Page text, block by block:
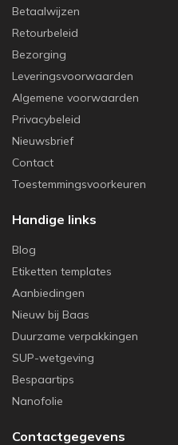
Betaalwijzen
Retourbeleid
Bezorging
Leveringsvoorwaarden
Algemene voorwaarden
Privacybeleid
Nieuwsbrief
Contact
Toestemmingsvoorkeuren
Handige links
Blog
Etiketten templates
Aanbiedingen
Nieuw bij Baas
Duurzame verpakkingen
SUP-wetgeving
Bespaartips
Nanofolie
Contactgegevens